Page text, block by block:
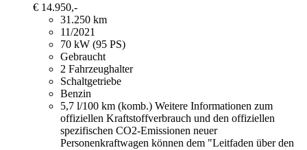
€ 14.950,-
31.250 km
11/2021
70 kW (95 PS)
Gebraucht
2 Fahrzeughalter
Schaltgetriebe
Benzin
5,7 l/100 km (komb.) Weitere Informationen zum
offiziellen Kraftstoffverbrauch und den offiziellen
spezifischen CO2-Emissionen neuer
Personenkraftwagen können dem "Leitfaden über den